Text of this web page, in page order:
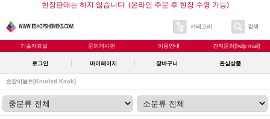
현장판매는 하지 않습니다. (온라인 주문 후 현장 수령 가능)
카테고리 검색
기술자료실 문의게시판 이용안내 견적문의(help mail)
로그인 마이페이지 장바구니 관심상품
손잡이볼트(Knurled Knob)